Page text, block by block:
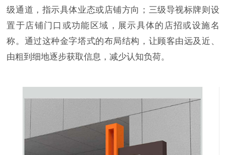
级通道，指示具体业态或店铺方向；三级导视标牌则设
置于店铺门口或功能区域，展示具体的店招或设施名
称。通过这种金字塔式的布局结构，让顾客由远及近、
由粗到细地逐步获取信息，减少认知负荷。